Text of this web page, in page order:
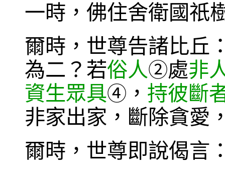
一時，佛住舍衛國祇
爾時，世尊告諸比丘
為二？若俗人②處非
資生眾具④ ， 持彼斷
非家出家，斷除貪愛
爾時，世尊即說偈言